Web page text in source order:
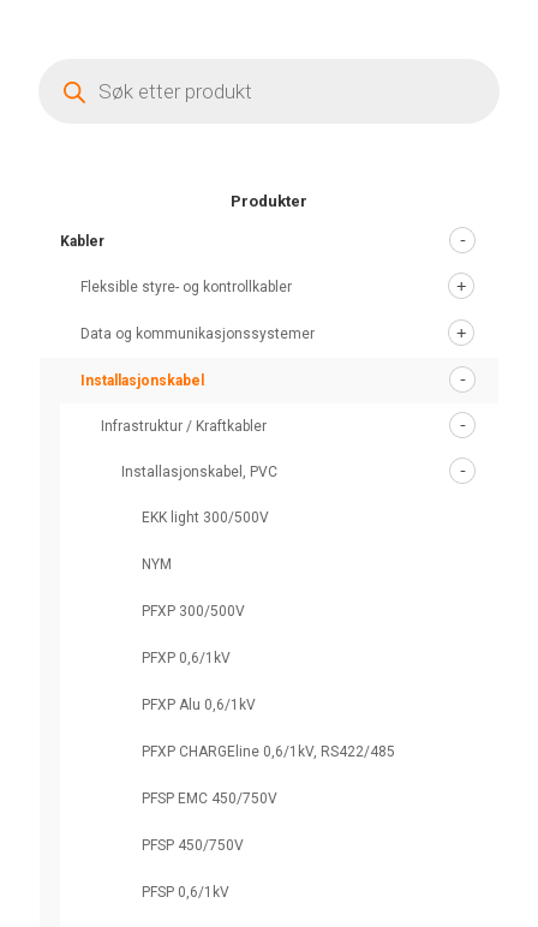
search
Produkter
Kabler
Fleksible styre- og kontrollkabler
Data og kommunikasjonssystemer
Installasjonskabel
Infrastruktur / Kraftkabler
Installasjonskabel, PVC
EKK light 300/500V
NYM
PFXP 300/500V
PFXP 0,6/1kV
PFXP Alu 0,6/1kV
PFXP CHARGEline 0,6/1kV, RS422/485
PFSP EMC 450/750V
PFSP 450/750V
PFSP 0,6/1kV